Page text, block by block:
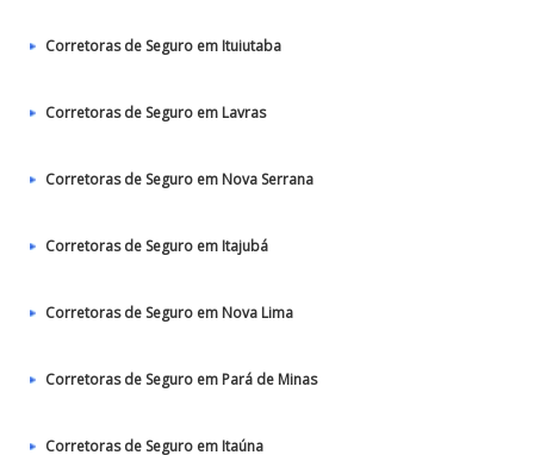
Corretoras de Seguro em Ituiutaba
Corretoras de Seguro em Lavras
Corretoras de Seguro em Nova Serrana
Corretoras de Seguro em Itajubá
Corretoras de Seguro em Nova Lima
Corretoras de Seguro em Pará de Minas
Corretoras de Seguro em Itaúna